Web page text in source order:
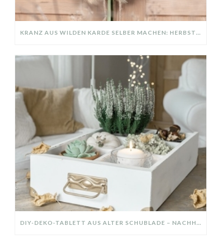
KRANZ AUS WILDEN KARDE SELBER MACHEN: HERBSTDEKO GANZ EINFACH
DIY-DEKO-TABLETT AUS ALTER SCHUBLADE – NACHHALTIGE HERBSTDEKO SELBER MACHEN!